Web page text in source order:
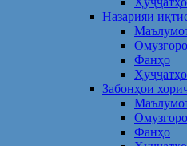
Назарияи
Фанҳо
Ҳуҷҷатҳо
Забонҳои
Фанҳо